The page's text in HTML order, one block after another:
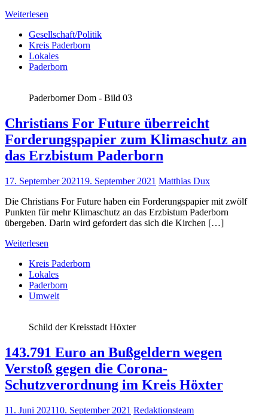
Weiterlesen
Gesellschaft/Politik
Kreis Paderborn
Lokales
Paderborn
Paderborner Dom - Bild 03
Christians For Future überreicht
Forderungspapier zum Klimaschutz an
das Erzbistum Paderborn
17. September 202119. September 2021 Matthias Dux
Die Christians For Future haben ein Forderungspapier mit zwölf
Punkten für mehr Klimaschutz an das Erzbistum Paderborn
übergeben. Darin wird gefordert das sich die Kirchen […]
Weiterlesen
Kreis Paderborn
Lokales
Paderborn
Umwelt
Schild der Kreisstadt Höxter
143.791 Euro an Bußgeldern wegen
Verstoß gegen die Corona-
Schutzverordnung im Kreis Höxter
11. Juni 202110. September 2021 Redaktionsteam